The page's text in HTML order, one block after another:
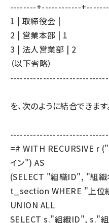
--------+------------
1 | 取締役会 |
2 | 営業本部 | 1
3 | 法人営業部 | 2
（以下省略）
を、次のように結合できます
=# WITH RECURSIVE r
イン") AS
(SELECT "組織ID", "組
t_section WHERE "上位
UNION ALL
SELECT s."組織ID", s."